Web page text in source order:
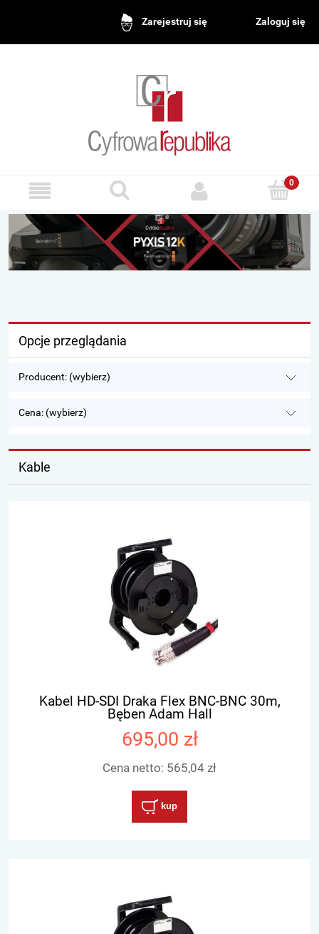
Zarejestruj się Zaloguj się
Opcje przeglądania
Producent: (wybierz)
Cena: (wybierz)
Kable
Kabel HD-SDI Draka Flex BNC-BNC 30m,
Bęben Adam Hall
695,00 zł
Cena netto: 565,04 zł
kup